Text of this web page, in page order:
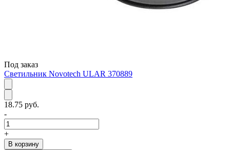
Под заказ
Светильник Novotech ULAR 370889
18.75 руб.
-
+
В корзину